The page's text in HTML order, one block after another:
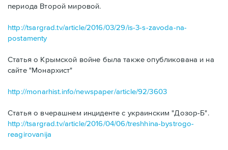
периода Второй мировой.
http://tsargrad.tv/article/2016/03/29/is-3-s-zavoda-na-
postamenty
Статья о Крымской войне была также опубликована и на
сайте "Монархист"
http://monarhist.info/newspaper/article/92/3603
Статья о вчерашнем инциденте с украинским "Дозор-Б".
http://tsargrad.tv/article/2016/04/06/treshhina-bystrogo-
reagirovanija